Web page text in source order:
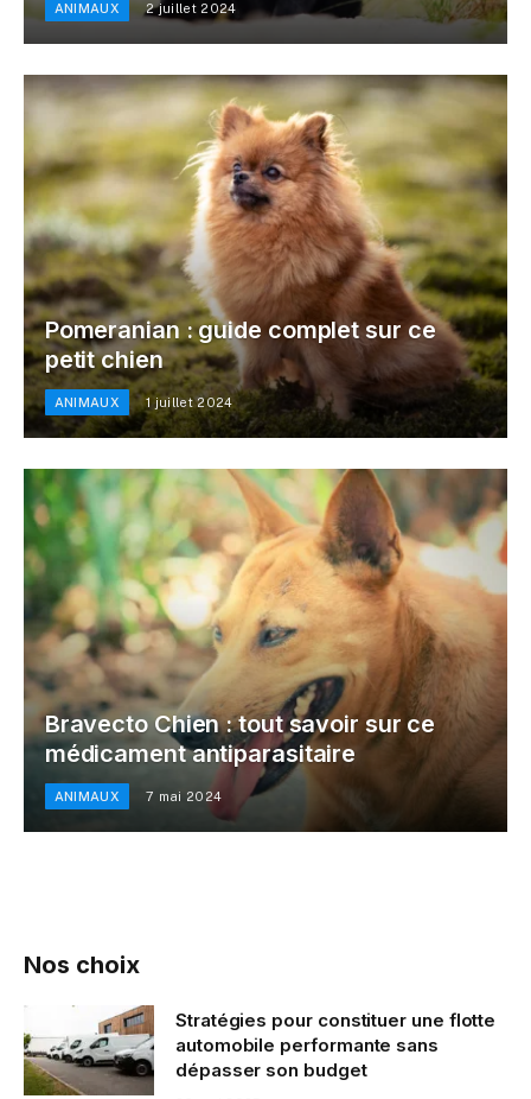
ANIMAUX 2 juillet 2024
Pomeranian : guide complet sur ce
petit chien
ANIMAUX 1 juillet 2024
Bravecto Chien : tout savoir sur ce
médicament antiparasitaire
ANIMAUX 7 mai 2024
Nos choix
Stratégies pour constituer une flotte
automobile performante sans
dépasser son budget